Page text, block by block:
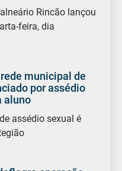
Rincão lançou
feira, dia
municipal de
por assédio
aluno
assédio sexual é